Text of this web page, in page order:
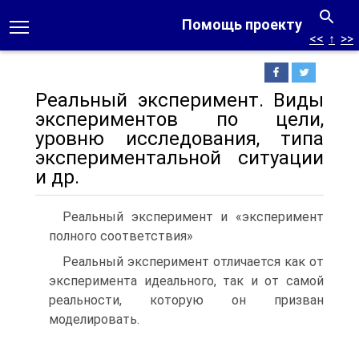
Помощь проекту
<< ↑ >>
Реальный эксперимент. Виды
экспериментов по цели,
уровню исследования, типа
экспериментальной ситуации
и др.
Реальный эксперимент и «эксперимент
полного соответствия»
Реальный эксперимент отличается как от
эксперимента идеально­го, так и от самой
реальности, которую он призван
моделировать.